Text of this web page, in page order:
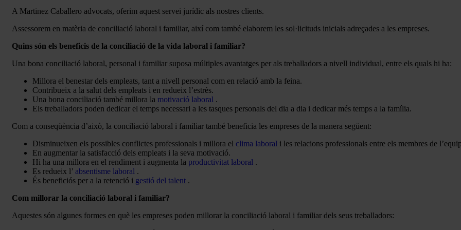
A Martinez Caballero advocats, oferim aquest servei jurídic als nostres clients.
Assessorem en matèria de conciliació laboral i familiar, així com també elaborem les sol·licituds inicials adreçades a les empreses.
Quins són els beneficis de la conciliació de la vida laboral i familiar?
Una bona conciliació laboral, personal i familiar suposa múltiples avantatges per als treballadors a nivell individual, entre els quals hi ha:
Millora el benestar dels empleats, tant a nivell personal com en relació amb la feina.
Contribueix a la salut dels empleats i en redueix l’estrès.
Una bona conciliació també millora la motivació laboral .
Els treballadors poden dedicar el temps necessari a les tasques personals del dia a dia i dedicar més temps a la família.
Com a conseqüència d’això, la conciliació laboral i familiar també beneficia les empreses de la manera següent:
Disminueixen els possibles conflictes professionals i millora el clima laboral i les relacions professionals entre els membres de
En augmentar la satisfacció dels empleats i la seva motivació.
Hi ha una millora en el rendiment i augmenta la productivitat laboral .
Es redueix l’ absentisme laboral .
És beneficiós per a la retenció i gestió del talent .
Com millorar la conciliació laboral i familiar?
Aquestes són algunes formes en què les empreses poden millorar la conciliació laboral i familiar dels seus treballadors: